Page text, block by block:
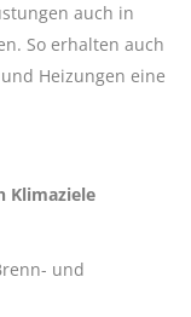
auch in
So erhalten auch
Heizungen eine
Klimaziele
und